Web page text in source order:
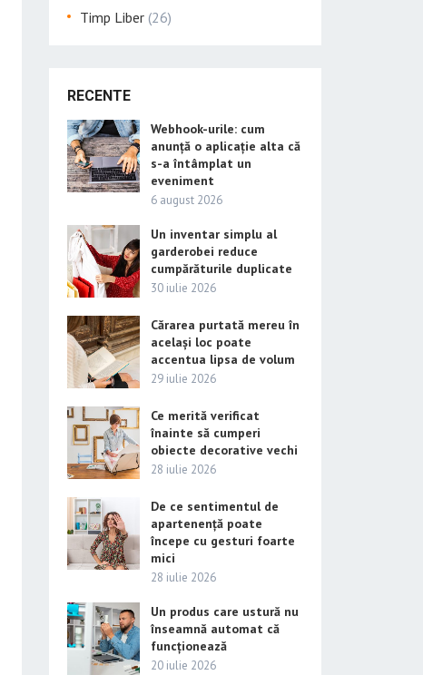
Timp Liber (26)
RECENTE
Webhook-urile: cum
anunță o aplicație alta că
s-a întâmplat un
eveniment
6 august 2026
Un inventar simplu al
garderobei reduce
cumpărăturile duplicate
30 iulie 2026
Cărarea purtată mereu în
același loc poate
accentua lipsa de volum
29 iulie 2026
Ce merită verificat
înainte să cumperi
obiecte decorative vechi
28 iulie 2026
De ce sentimentul de
apartenență poate
începe cu gesturi foarte
mici
28 iulie 2026
Un produs care ustură nu
înseamnă automat că
funcționează
20 iulie 2026